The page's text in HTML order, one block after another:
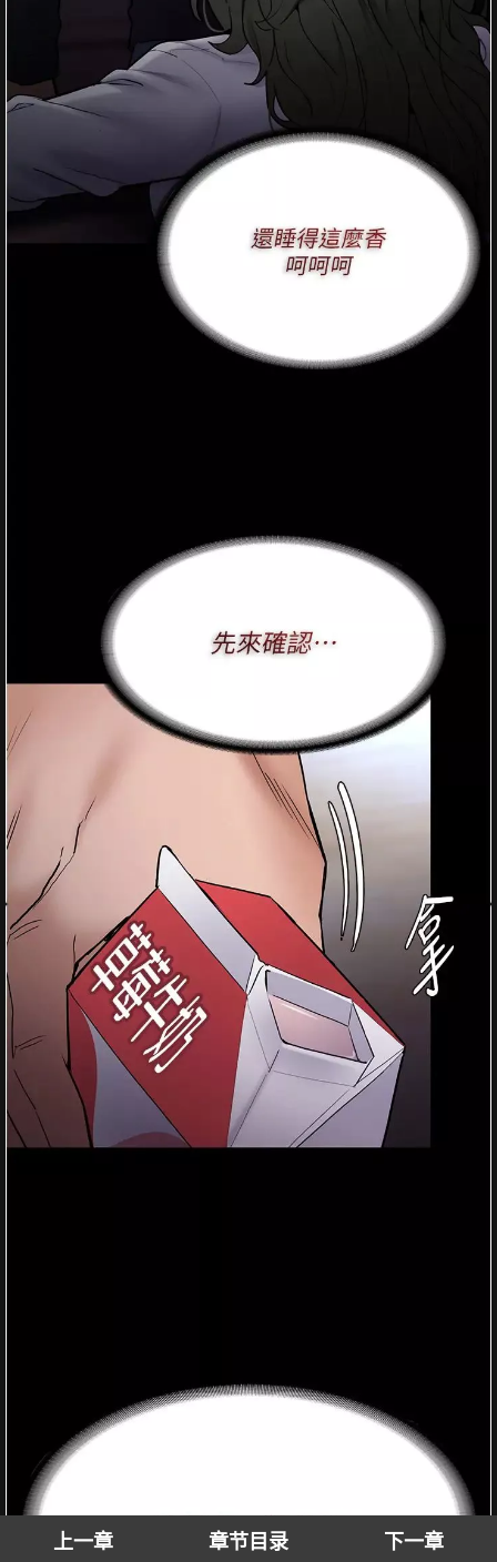
上一章 章节目录 下一章